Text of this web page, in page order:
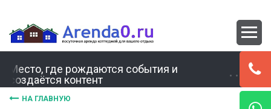
Место, где рождаются события и
создаётся контент
НА ГЛАВНУЮ